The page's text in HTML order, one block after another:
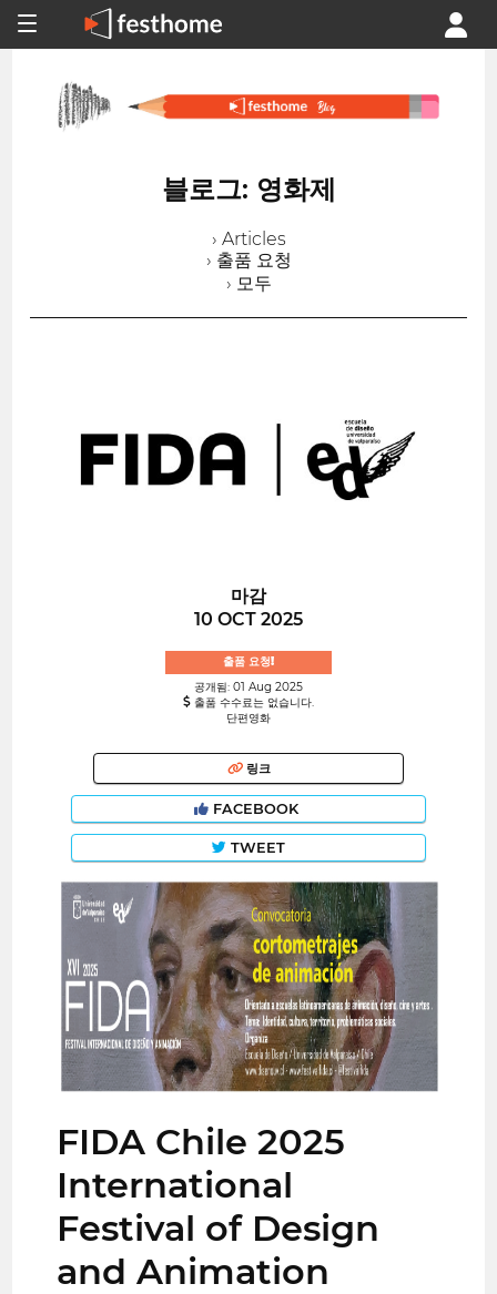
블로그: 영화제
› Articles
› 출품 요청
› 모두
마감
10 OCT 2025
출품 요청!
공개됨: 01 Aug 2025
출품 수수료는 없습니다.
단편영화
링크
FACEBOOK
TWEET
FIDA Chile 2025
International
Festival of Design
and Animation